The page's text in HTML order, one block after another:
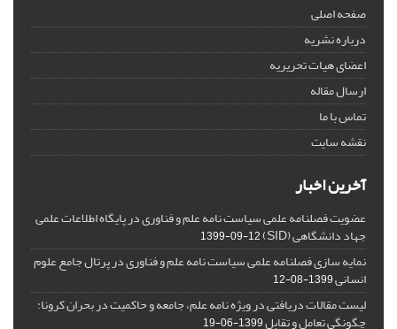
صفحه اصلی
درباره نشریه
اعضای هیات تحریریه
ارسال مقاله
تماس با ما
نقشه سایت
آخرین اخبار
عضویت فصلنامه علمی سیاست نامه علم و فناوری در پایگاه اطلاعات علمی
جهاد دانشگاهی (SID) 1399-09-12
نمایه سازی فصلنامه علمی سیاست نامه علم و فناوری در پرتال جامع علوم
انسانی1399-08-12
لیست مقالات دریافتی در ویژه نامه علم، جامعه و حاکمیت در بحران کرونا:
چگونگی تعامل و تقابل1399-06-19